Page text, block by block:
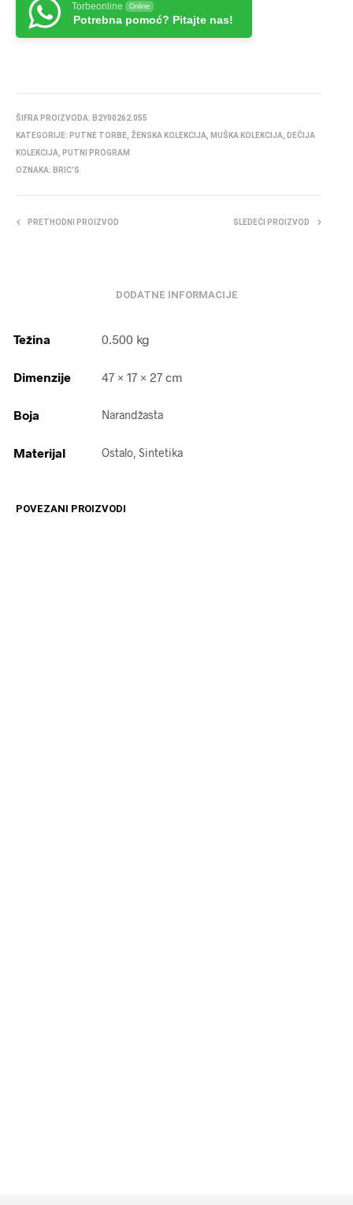
Torbeonline Online
Potrebna pomoć? Pitajte nas!
ŠIFRA PROIZVODA: B2Y00262.055
KATEGORIJE: PUTNE TORBE ŽENSKA KOLEKCIJA MUŠKA KOLEKCIJA
DEČIJA
KOLEKCIJA
PUTNI PROGRAM
OZNAKA: BRIC'S
PRETHODNI PROIZVOD SLEDEĆI PROIZVOD
DODATNE INFORMACIJE
Težina 0.500 kg
Dimenzije 47 × 17 × 27 cm
Boja Narandžasta
Materijal Ostalo, Sintetika
POVEZANI PROIZVODI